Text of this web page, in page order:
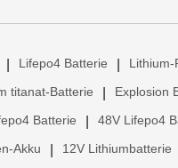
Lifepo4 Batterie Lithium-
titanat-Batterie Explosion
Batterie 48V Lifepo4
Akku 12V Lithiumbatterie